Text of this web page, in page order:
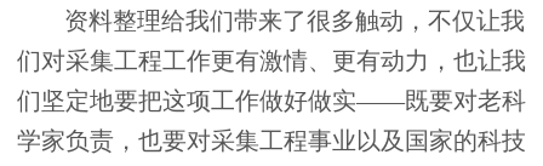
资料整理给我们带来了很多触动，不仅让我
们对采集工程工作更有激情、更有动力，也让我
们坚定地要把这项工作做好做实——既要对老科
学家负责，也要对采集工程事业以及国家的科技